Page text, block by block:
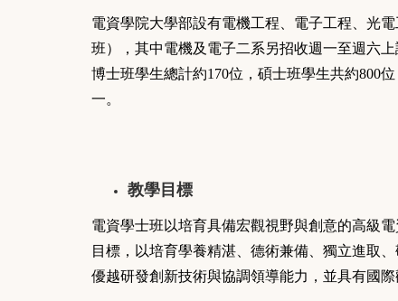
電資學院大學部設有電機工程、電子工程、光
班），其中電機及電子二系另招收週一至週六
博士班學生總計約170位，碩士班學生共約800
一。
教學目標
電資學士班以培育具備宏觀視野與創意的高級
目標，以培育學養精湛 、德術兼備 、獨立進取
優越研發創新技術與協調領導能力，並具有國際